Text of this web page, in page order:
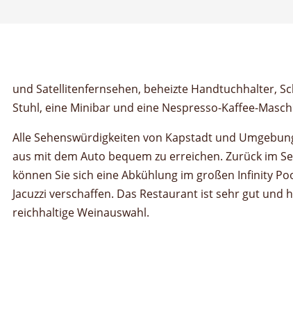
und Satellitenfernsehen, beheizte Handtuchhalter,
Stuhl, eine Minibar und eine Nespresso-Kaffee-
Alle Sehenswürdigkeiten von Kapstadt und
aus mit dem Auto bequem zu erreichen. Zurück im
können Sie sich eine Abkühlung im großen Infinity
Jacuzzi verschaffen. Das Restaurant ist sehr gut und
reichhaltige Weinauswahl.